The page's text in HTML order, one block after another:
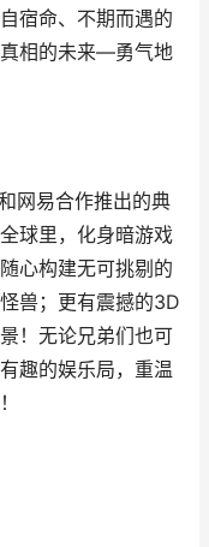
宿命、不期而遇的
相的未来—勇气地
网易合作推出的典
球里，化身暗游戏
心构建无可挑剔的
兽；更有震撼的3D
！无论兄弟们也可
趣的娱乐局，重温